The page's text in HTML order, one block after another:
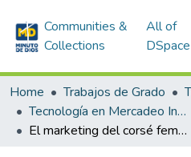
Communities &
Collections
All of
DSpace
Home Trabajos de Grado
Tecnología en Mercadeo Internacional
El marketing del corsé femenino en Canadá